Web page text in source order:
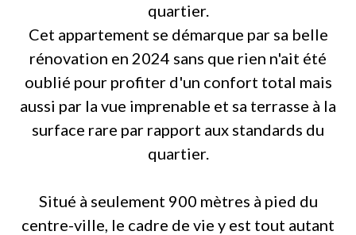
quartier.
Cet appartement se démarque par sa belle
rénovation en 2024 sans que rien n'ait été
oublié pour profiter d'un confort total mais
aussi par la vue imprenable et sa terrasse à la
surface rare par rapport aux standards du
quartier.
Situé à seulement 900 mètres à pied du
centre-ville, le cadre de vie y est tout autant